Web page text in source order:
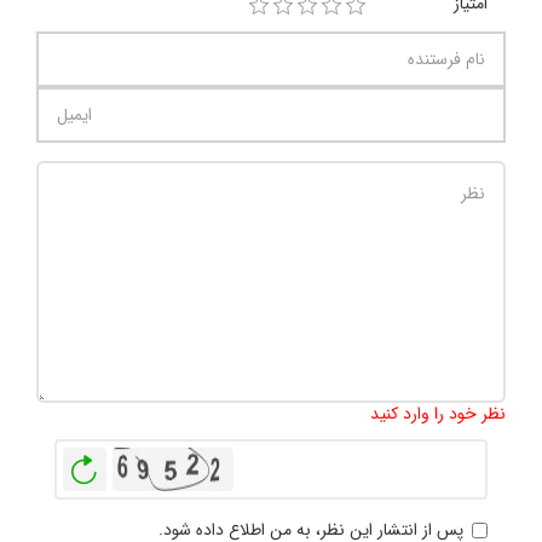
نظر خود را وارد کنید
پس از انتشار این نظر، به من اطلاع داده شود.